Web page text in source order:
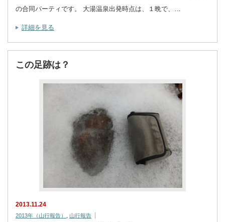
の合同パーティです。 大湯温泉出発時点は、１晩で、…
詳細を見る
この足跡は？
2013.11.24
2013年（山行報告）
山行報告